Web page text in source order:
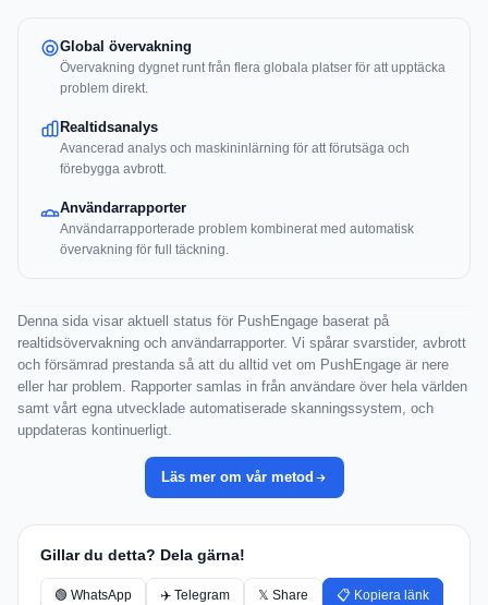
Global övervakning
Övervakning dygnet runt från flera globala platser för att upptäcka
problem direkt.
Realtidsanalys
Avancerad analys och maskininlärning för att förutsäga och
förebygga avbrott.
Användarrapporter
Användarrapporterade problem kombinerat med automatisk
övervakning för full täckning.
Denna sida visar aktuell status för PushEngage baserat på
realtidsövervakning och användarrapporter. Vi spårar svarstider, avbrott
och försämrad prestanda så att du alltid vet om PushEngage är nere
eller har problem. Rapporter samlas in från användare över hela världen
samt vårt egna utvecklade automatiserade skanningssystem, och
uppdateras kontinuerligt.
Läs mer om vår metod
Gillar du detta? Dela gärna!
🟢 WhatsApp ✈️ Telegram 𝕏 Share 📋 Kopiera länk